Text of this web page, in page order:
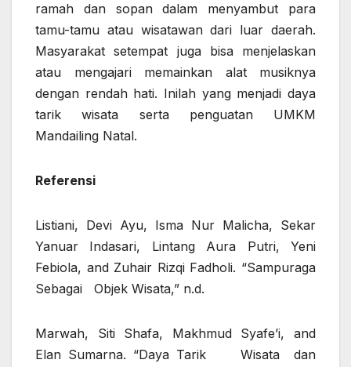
ramah dan sopan dalam menyambut para
tamu-tamu atau wisatawan dari luar daerah.
Masyarakat setempat juga bisa menjelaskan
atau mengajari memainkan alat musiknya
dengan rendah hati. Inilah yang menjadi daya
tarik wisata serta penguatan UMKM
Mandailing Natal.
Referensi
Listiani, Devi Ayu, Isma Nur Malicha, Sekar
Yanuar Indasari, Lintang Aura Putri, Yeni
Febiola, and Zuhair Rizqi Fadholi. “Sampuraga
Sebagai Objek Wisata,” n.d.
Marwah, Siti Shafa, Makhmud Syafe’i, and
Elan Sumarna. “Daya Tarik Wisata dan